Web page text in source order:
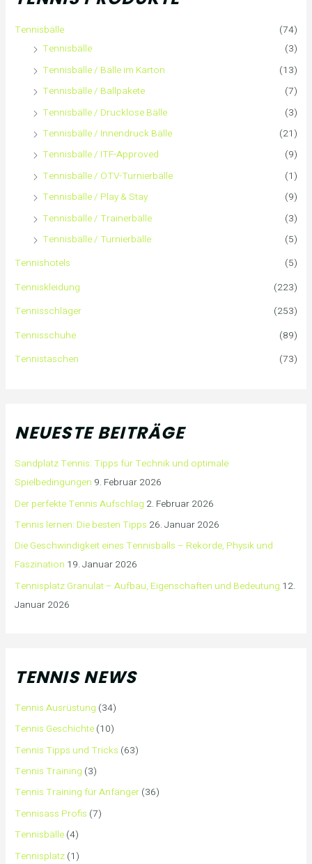
Tennisbälle
(74)
Tennisbälle
(3)
Tennisbälle / Bälle im Karton
(13)
Tennisbälle / Ballpakete
(7)
Tennisbälle / Drucklose Bälle
(3)
Tennisbälle / Innendruck Bälle
(21)
Tennisbälle / ITF-Approved
(9)
Tennisbälle / ÖTV-Turnierbälle
(1)
Tennisbälle / Play & Stay
(9)
Tennisbälle / Trainerbälle
(3)
Tennisbälle / Turnierbälle
(5)
Tennishotels
(5)
Tenniskleidung
(223)
Tennisschläger
(253)
Tennisschuhe
(89)
Tennistaschen
(73)
NEUESTE BEITRÄGE
Sandplatz Tennis: Tipps für Technik und optimale
Spielbedingungen 9. Februar 2026
Der perfekte Tennis Aufschlag 2. Februar 2026
Tennis lernen: Die besten Tipps 26. Januar 2026
Die Geschwindigkeit eines Tennisballs – Rekorde, Physik und
Faszination 19. Januar 2026
Tennisplatz Granulat – Aufbau, Eigenschaften und Bedeutung 12.
Januar 2026
TENNIS NEWS
Tennis Ausrüstung (34)
Tennis Geschichte (10)
Tennis Tipps und Tricks (63)
Tennis Training (3)
Tennis Training für Anfänger (36)
Tennisass Profis (7)
Tennisbälle (4)
Tennisplatz (1)